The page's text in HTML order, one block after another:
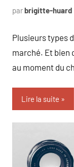
parbrigitte-huard
Plusieurs types
marché. Et bien
au moment du
Lire la suite